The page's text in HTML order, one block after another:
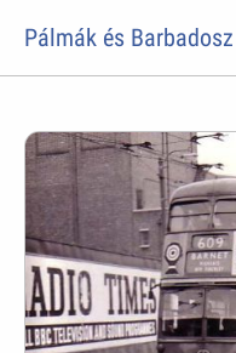
Pálmák és Barbadosz